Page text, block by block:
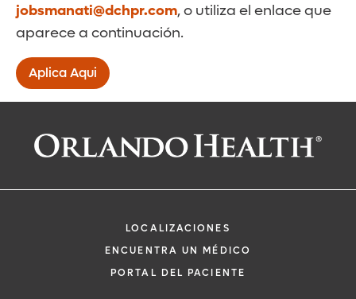
jobsmanati@dchpr.com, o utiliza el enlace que
aparece a continuación.
Aplica Aqui
LOCALIZACIONES
ENCUENTRA UN MÉDICO
PORTAL DEL PACIENTE